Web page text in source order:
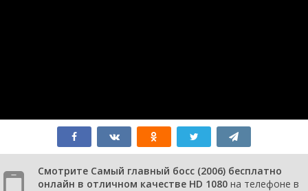
Смотрите Самый главный босс (2006) бесплатно
онлайн в отличном качестве HD 1080 на телефоне в